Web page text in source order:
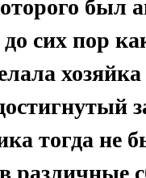
сих пор
тогда не